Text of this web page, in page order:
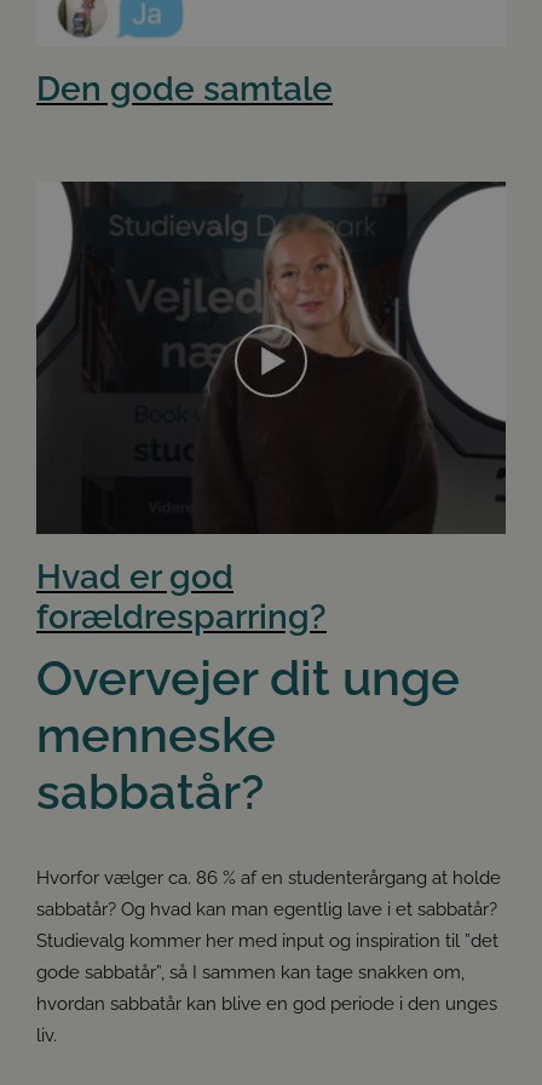
Den gode samtale
Hvad er god
forældresparring?
Overvejer dit unge
menneske
sabbatår?
Hvorfor vælger ca. 86 % af en studenterårgang at holde
sabbatår? Og hvad kan man egentlig lave i et sabbatår?
Studievalg kommer her med input og inspiration til ”det
gode sabbatår”, så I sammen kan tage snakken om,
hvordan sabbatår kan blive en god periode i den unges
liv.